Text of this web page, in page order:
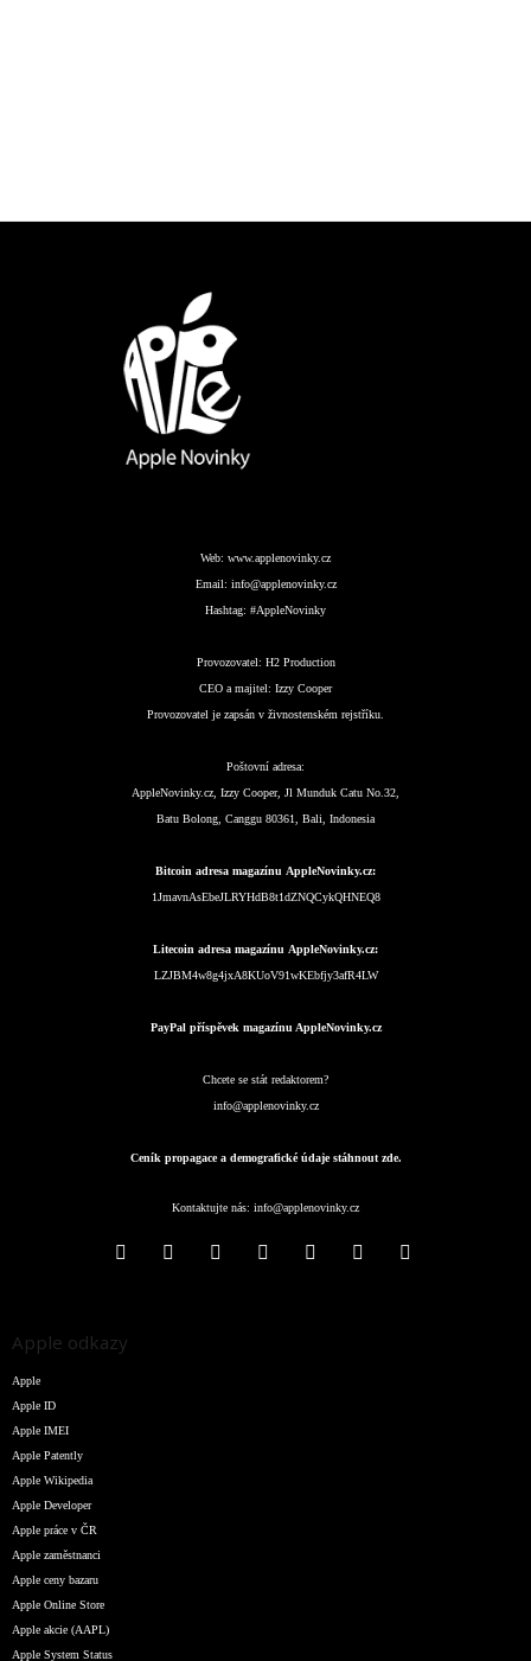
Web: www.applenovinky.cz
Email: info@applenovinky.cz
Hashtag: #AppleNovinky
Provozovatel: H2 Production
CEO a majitel: Izzy Cooper
Provozovatel je zapsán v živnostenském rejstříku.
Poštovní adresa:
AppleNovinky.cz, Izzy Cooper, Jl Munduk Catu No.32,
Batu Bolong, Canggu 80361, Bali, Indonesia
Bitcoin adresa magazínu AppleNovinky.cz:
1JmavnAsEbeJLRYHdB8t1dZNQCykQHNEQ8
Litecoin adresa magazínu AppleNovinky.cz:
LZJBM4w8g4jxA8KUoV91wKEbfjy3afR4LW
PayPal příspěvek magazínu AppleNovinky.cz
Chcete se stát redaktorem?
info@applenovinky.cz
Ceník propagace a demografické údaje stáhnout zde.
Kontaktujte nás: info@applenovinky.cz
Apple odkazy
Apple
Apple ID
Apple IMEI
Apple Patently
Apple Wikipedia
Apple Developer
Apple práce v ČR
Apple zaměstnanci
Apple ceny bazaru
Apple Online Store
Apple akcie (AAPL)
Apple System Status